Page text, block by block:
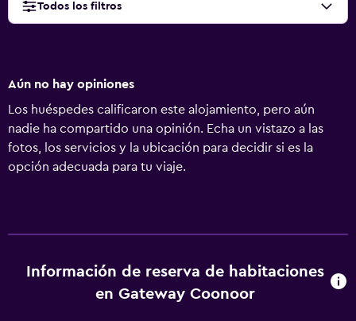
Todos los filtros
Aún no hay opiniones
Los huéspedes calificaron este alojamiento, pero aún
nadie ha compartido una opinión. Echa un vistazo a las
fotos, los servicios y la ubicación para decidir si es la
opción adecuada para tu viaje.
Información de reserva de habitaciones
en Gateway Coonoor